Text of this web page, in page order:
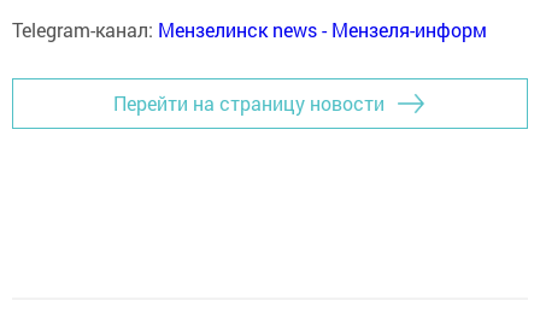
Telegram-канал: Мензелинск news - Мензеля-информ
Перейти на страницу новости